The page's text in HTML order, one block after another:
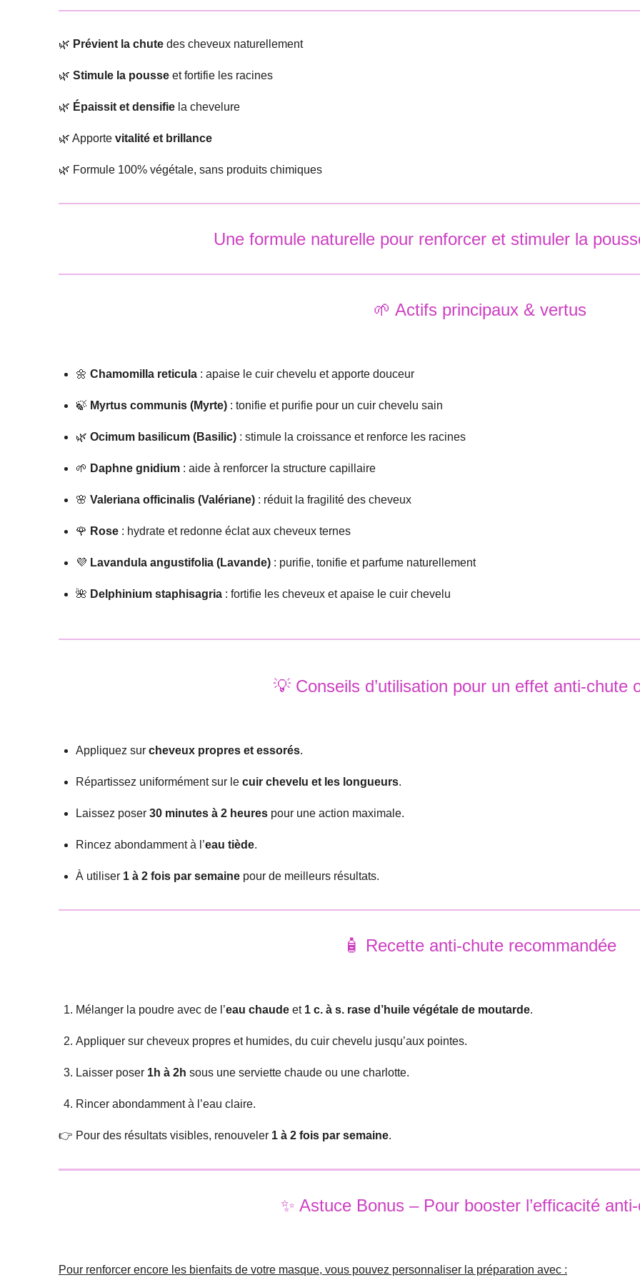
🌿 Prévient la chute des cheveux naturellement
🌿 Stimule la pousse et fortifie les racines
🌿 Épaissit et densifie la chevelure
🌿 Apporte vitalité et brillance
🌿 Formule 100% végétale, sans produits chimiques
Une formule naturelle pour renforcer et stimuler la
🌱 Actifs principaux & vertus
🌼 Chamomilla reticula : apaise le cuir chevelu et apporte douceur
🍃 Myrtus communis (Myrte) : tonifie et purifie pour un cuir chevelu sain
🌿 Ocimum basilicum (Basilic) : stimule la croissance et renforce les racines
🌱 Daphne gnidium : aide à renforcer la structure capillaire
🌸 Valeriana officinalis (Valériane) : réduit la fragilité des cheveux
🌹 Rose : hydrate et redonne éclat aux cheveux ternes
💜 Lavandula angustifolia (Lavande) : purifie, tonifie et parfume naturellement
🌺 Delphinium staphisagria : fortifie les cheveux et apaise le cuir chevelu
💡 Conseils d’utilisation pour un effet anti-chute
Appliquez sur cheveux propres et essorés.
Répartissez uniformément sur le cuir chevelu et les longueurs.
Laissez poser 30 minutes à 2 heures pour une action maximale.
Rincez abondamment à l’eau tiède.
À utiliser 1 à 2 fois par semaine pour de meilleurs résultats.
🧴 Recette anti-chute recommandée
Mélanger la poudre avec de l’eau chaude et 1 c. à s. rase d’huile végétale de moutarde.
Appliquer sur cheveux propres et humides, du cuir chevelu jusqu’aux pointes.
Laisser poser 1h à 2h sous une serviette chaude ou une charlotte.
Rincer abondamment à l’eau claire.
👉 Pour des résultats visibles, renouveler 1 à 2 fois par semaine.
✨ Astuce Bonus – Pour booster l’efficacité
Pour renforcer encore les bienfaits de votre masque, vous pouvez personnaliser la préparation avec :